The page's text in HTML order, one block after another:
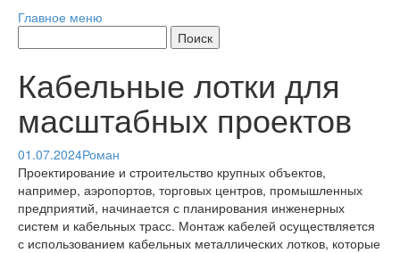
Главное меню
Кабельные лотки для
масштабных проектов
01.07.2024Роман
Проектирование и строительство крупных объектов,
например, аэропортов, торговых центров, промышленных
предприятий, начинается с планирования инженерных
систем и кабельных трасс. Монтаж кабелей осуществляется
с использованием кабельных металлических лотков, которые